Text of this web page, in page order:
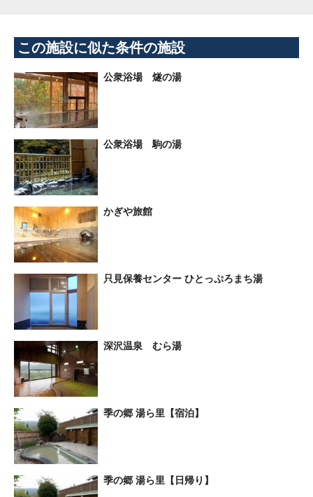
この施設に似た条件の施設
公衆浴場 燧の湯
公衆浴場 駒の湯
かぎや旅館
只見保養センター ひとっぷろまち湯
深沢温泉 むら湯
季の郷 湯ら里【宿泊】
季の郷 湯ら里【日帰り】